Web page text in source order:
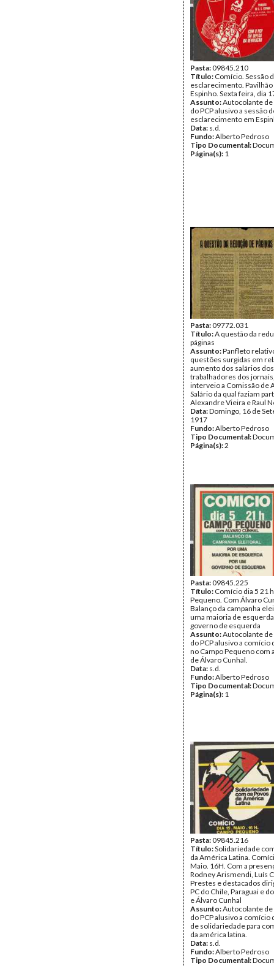
Pasta:09845.210
Título: Comício. Sessão
esclarecimento. Pavilhão
Espinho. Sexta feira, dia
Assunto:Autocolante de
do PCP alusivo a sessão
esclarecimento em
Data: s.d.
Fundo:Alberto Pedroso
Tipo Documental:
Página(s): 1
Pasta:09772.031
Título:A questão da
páginas
Assunto:Panfleto
questões surgidas em
aumento dos salários dos
trabalhadores dos
interveio a Comissão de
Salário da qual faziam
Alexandre Vieira e Raul
Data:Domingo, 16 de
1917
Fundo:Alberto Pedroso
Tipo Documental:
Página(s):2
Pasta:09845.225
Título: Comício dia 5 21
Pequeno. Com Álvaro
Balanço da campanha
uma maioria de
governo de esquerda
Assunto:Autocolante de
do PCP alusivo a comício
no Campo Pequeno com
de Álvaro Cunhal.
Data: s.d.
Fundo:Alberto Pedroso
Tipo Documental:
Página(s): 1
Pasta:09845.216
Título:Solidariedade
da América Latina.
Maio. 16H. Com a
Rodney Arismendi, Luís
Prestes e destacados
PC do Chile, Paraguai e
e Álvaro Cunhal
Assunto:Autocolante de
do PCP alusivo a comício
de solidariedade para
da américa latina.
Data: s.d.
Fundo:Alberto Pedroso
Tipo Documental: